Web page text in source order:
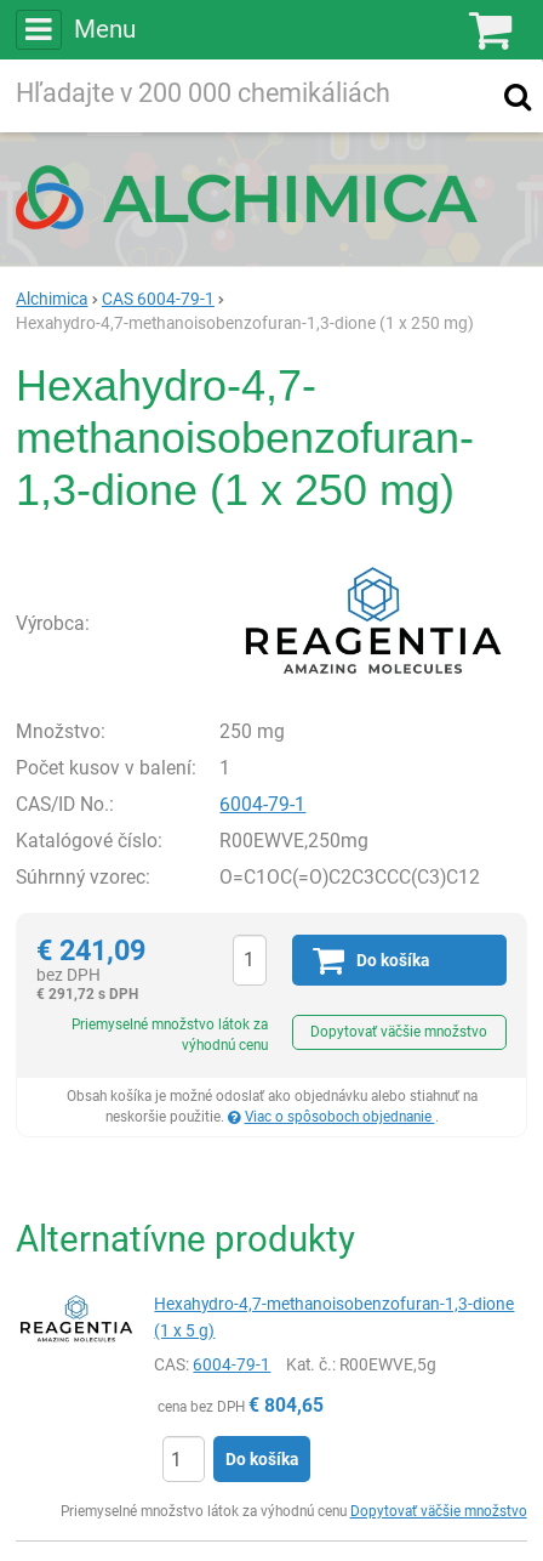
Menu
Vyhľadávanie
Alchimica
CAS 6004-79-1
Hexahydro-4,7-methanoisobenzofuran-1,3-dione (1 x 250 mg)
Hexahydro-4,7-
methanoisobenzofuran-
1,3-dione (1 x 250 mg)
Výrobca:
Množstvo:
250 mg
Počet kusov v balení:
1
CAS/ID No.:
6004-79-1
Katalógové číslo:
R00EWVE,250mg
Súhrnný vzorec:
O=C1OC(=O)C2C3CCC(C3)C12
€ 241,09
bez DPH
€ 291,72 s DPH
Do košíka
Priemyselné množstvo látok za
výhodnú cenu
Dopytovať väčšie množstvo
Obsah košíka je možné odoslať ako objednávku alebo stiahnuť na
neskoršie použitie.
Viac o spôsoboch objednanie .
Alternatívne produkty
Hexahydro-4,7-methanoisobenzofuran-1,3-dione
(1 x 5 g)
CAS:6004-79-1 Kat. č.: R00EWVE,5g
cena bez DPH € 804,65
Do košíka
Priemyselné množstvo látok za výhodnú cenu Dopytovať väčšie množstvo